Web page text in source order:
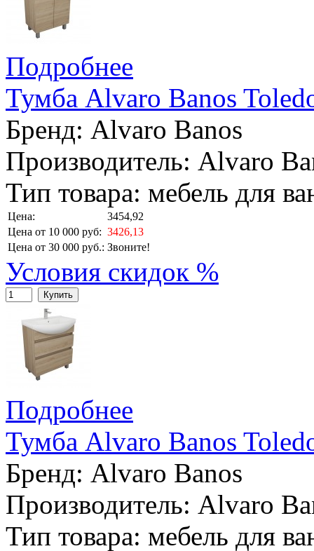
Подробнее
Тумба Alvaro Banos
Бренд: Alvaro Banos
Производитель: Alvaro
Тип товара: мебель для
Цена:
3454,92
Цена от 10 000 руб: 3426,13
Цена от 30 000 руб.: Звоните!
Условия скидок %
Купить
Подробнее
Тумба Alvaro Banos
Бренд: Alvaro Banos
Производитель: Alvaro
Тип товара: мебель для